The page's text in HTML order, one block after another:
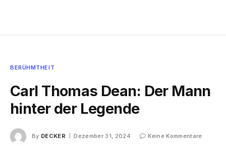
BERÜHMTHEIT
Carl Thomas Dean: Der Mann
hinter der Legende
By DECKER Dezember 31, 2024
Keine Kommentare